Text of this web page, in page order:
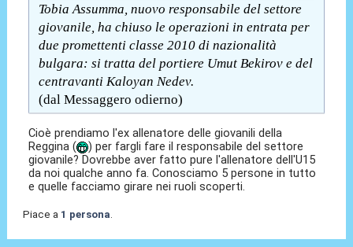
Tobia Assumma, nuovo responsabile del settore
giovanile, ha chiuso le operazioni in entrata per
due promettenti classe 2010 di nazionalità
bulgara: si tratta del portiere Umut Bekirov e del
centravanti Kaloyan Nedev.
(dal Messaggero odierno)
Cioè prendiamo l'ex allenatore delle giovanili della
Reggina (
) per fargli fare il responsabile del settore
giovanile? Dovrebbe aver fatto pure l'allenatore dell'U15
da noi qualche anno fa. Conosciamo 5 persone in tutto
e quelle facciamo girare nei ruoli scoperti.
Piace a 1 persona